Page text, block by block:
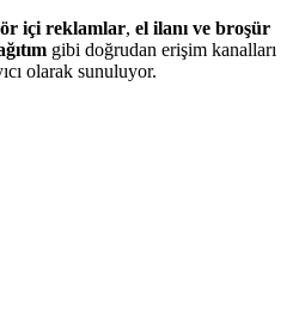
içi reklamlar, el ilanı ve broşür
gibi doğrudan erişim kanalları
olarak sunuluyor.